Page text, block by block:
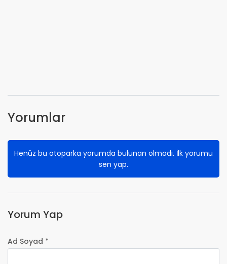
Yorumlar
Henüz bu otoparka yorumda bulunan olmadı. İlk yorumu
sen yap.
Yorum Yap
Ad Soyad *